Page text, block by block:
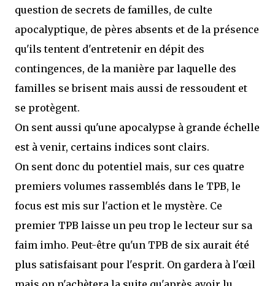
question de secrets de familles, de culte
apocalyptique, de pères absents et de la présence
qu'ils tentent d'entretenir en dépit des
contingences, de la manière par laquelle des
familles se brisent mais aussi de ressoudent et
se protègent.
On sent aussi qu'une apocalypse à grande échelle
est à venir, certains indices sont clairs.
On sent donc du potentiel mais, sur ces quatre
premiers volumes rassemblés dans le TPB, le
focus est mis sur l'action et le mystère. Ce
premier TPB laisse un peu trop le lecteur sur sa
faim imho. Peut-être qu'un TPB de six aurait été
plus satisfaisant pour l'esprit. On gardera à l'œil